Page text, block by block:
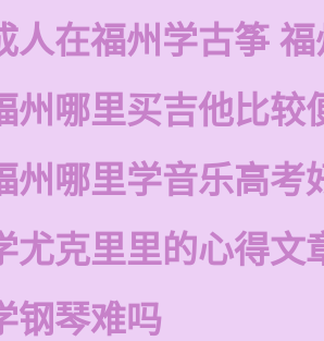
人在福州学古筝
州哪里买吉他比较
州哪里学音乐高考
尤克里里的心得文
钢琴难吗